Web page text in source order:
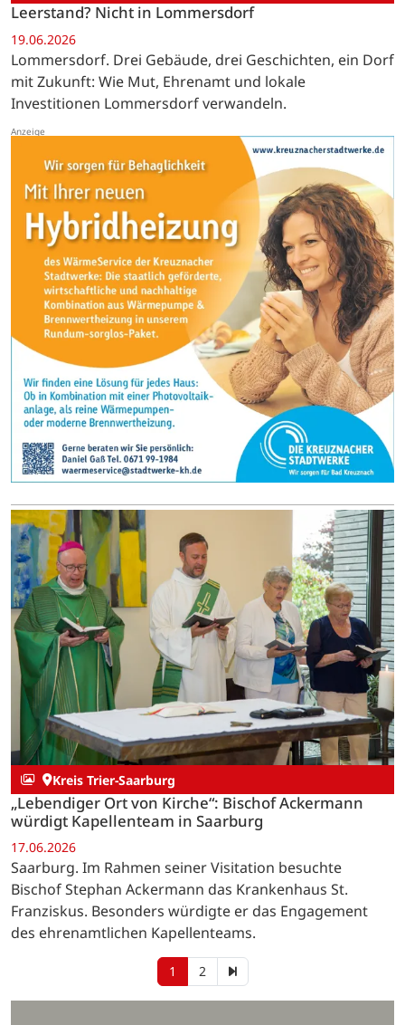
Leerstand? Nicht in Lommersdorf
19.06.2026
Lommersdorf. Drei Gebäude, drei Geschichten, ein Dorf
mit Zukunft: Wie Mut, Ehrenamt und lokale
Investitionen Lommersdorf verwandeln.
Kreis Trier-Saarburg
„Lebendiger Ort von Kirche“: Bischof Ackermann
würdigt Kapellenteam in Saarburg
17.06.2026
Saarburg. Im Rahmen seiner Visitation besuchte
Bischof Stephan Ackermann das Krankenhaus St.
Franziskus. Besonders würdigte er das Engagement
des ehrenamtlichen Kapellenteams.
1 2